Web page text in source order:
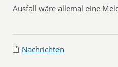
Ausfall wäre allemal eine
Nachrichten